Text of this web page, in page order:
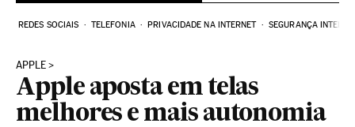
REDES SOCIAIS TELEFONIA PRIVACIDADE NA INTERNET SEGURANÇA
APPLE
Apple aposta em telas
melhores e mais autonomia